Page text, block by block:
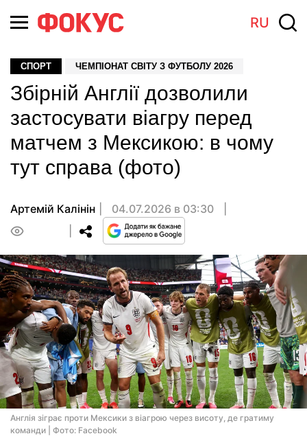
RU
СПОРТ ЧЕМПІОНАТ СВІТУ З ФУТБОЛУ 2026
Збірній Англії дозволили
застосувати віагру перед
матчем з Мексикою: в чому
тут справа (фото)
Артемій Калінін
04.07.2026 в 03:30
Англія зіграє проти Мексики з віагрою через висоту, де гратиму
команди | Фото: Facebook